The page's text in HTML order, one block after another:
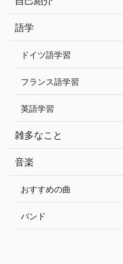
語学
ドイツ語学習
フランス語学習
英語学習
雑多なこと
音楽
おすすめの曲
バンド